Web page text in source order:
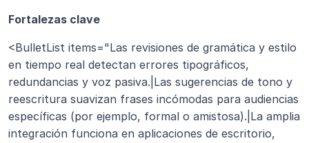
Fortalezas clave
<BulletList items="Las revisiones de gramática y estilo
en tiempo real detectan errores tipográficos,
redundancias y voz pasiva.|Las sugerencias de tono y
reescritura suavizan frases incómodas para audiencias
específicas (por ejemplo, formal o amistosa).|La amplia
integración funciona en aplicaciones de escritorio,